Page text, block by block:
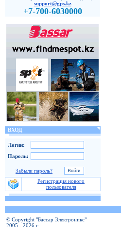
support@gps.kz
+7-700-6030000
ВХОД
Логин:
Пароль:
Забыли пароль?
Регистрация нового
пользователя
© Copyright "Бассар Электроникс"
2005 - 2026 г.